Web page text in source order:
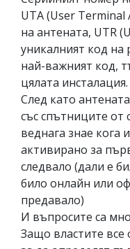
UTA (User Terminal
на антената, UTR
уникалният код на
най-важният код,
цялата инсталация.
След като
със спътниците от
веднага знае кога
активирано за
следвало (дали е
било онлайн или
предавало)
И въпросите са
Защо властите